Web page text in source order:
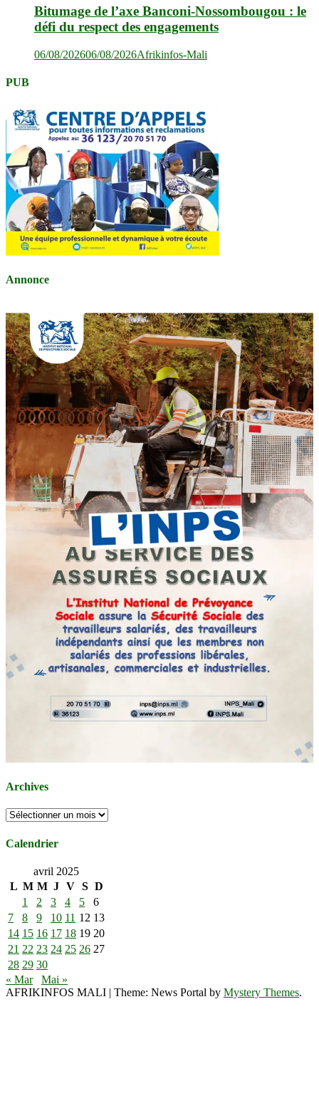
Bitumage de l’axe Banconi-Nossombougou : le
défi du respect des engagements
06/08/202606/08/2026Afrikinfos-Mali
PUB
Annonce
Archives
Archives
Calendrier
avril 2025
L M M J V S D
1
2 3 4 5
6
7
8 9 10 11 12 13
14 15 16 17 18 19 20
21 22 23 24 25 26 27
28 29 30
« Mar
Mai »
AFRIKINFOS MALI | Theme: News Portal by Mystery Themes.